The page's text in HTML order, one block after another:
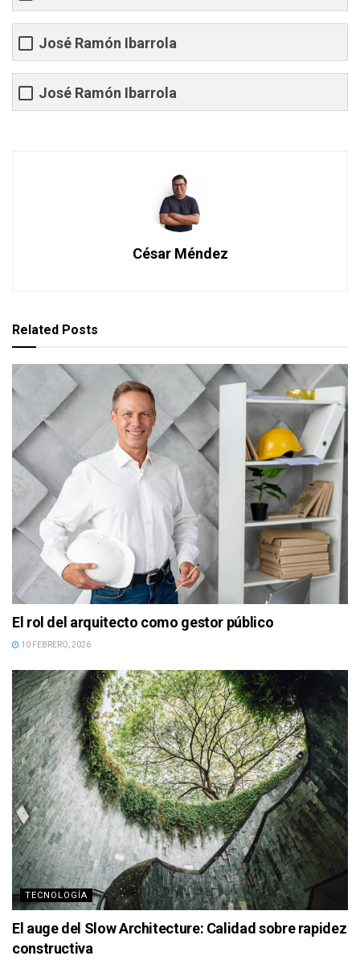
José Ramón Ibarrola
José Ramón Ibarrola
César Méndez
Related Posts
El rol del arquitecto como gestor público
10 FEBRERO, 2026
TECNOLOGÍA
El auge del Slow Architecture: Calidad sobre rapidez
constructiva